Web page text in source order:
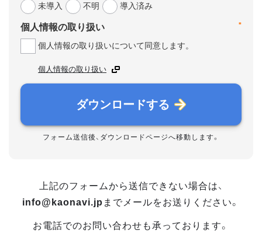
未導入
不明 導入済み
*
個人情報の取り扱い
個人情報の取り扱いについて同意します。
個人情報の取り扱い
ダウンロードする
フォーム送信後、ダウンロードページへ移動します。
上記のフォームから送信できない場合は、
info@kaonavi.jp までメールをお送りください。
お電話でのお問い合わせも承っております。